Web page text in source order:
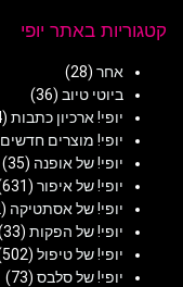
קטגוריות באתר יופי
אחר (28)
ביוטי טיוב (36)
יופי! ארכיון כתבות (954)
יופי! מוצרים חדשים
יופי! של אופנה (35)
יופי! של איפור (631)
יופי! של אסתטיקה (502)
יופי! של הפקות (33)
יופי! של טיפול (502)
יופי! של סלבס (73)